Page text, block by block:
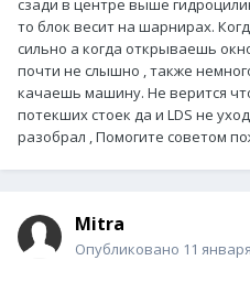
сзади в центре выше
то блок весит на шарнирах.
сильно а когда открываешь
почти не слышно , также
качаешь машину. Не верится
потекших стоек да и LDS не
разобрал , Помогите советом
Mitra
Опубликовано 11